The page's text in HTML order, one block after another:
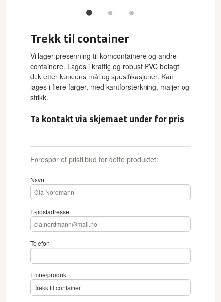
Trekk til container
Vi lager presenning til korncontainere og andre
containere. Lages i kraftig og robust PVC belagt
duk etter kundens mål og spesifikasjoner. Kan
lages i flere farger, med kantforsterkning, maljer og
strikk.
Ta kontakt via skjemaet under for pris
Forespør et pristilbud for dette produktet:
Navn
E-postadresse
Telefon
Emne/produkt